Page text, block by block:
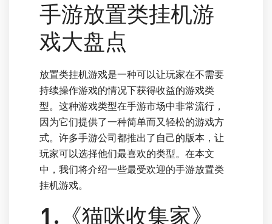
手游放置类挂机游
戏大盘点
放置类挂机游戏是一种可以让玩家在不需要
持续操作游戏的情况下获得收益的游戏类
型。这种游戏类型在手游市场中非常流行，
因为它们提供了一种简单而又轻松的游戏方
式。许多手游公司都推出了自己的版本，让
玩家可以选择他们最喜欢的类型。在本文
中，我们将介绍一些最受欢迎的手游放置类
挂机游戏。
1.《猫咪收集家》